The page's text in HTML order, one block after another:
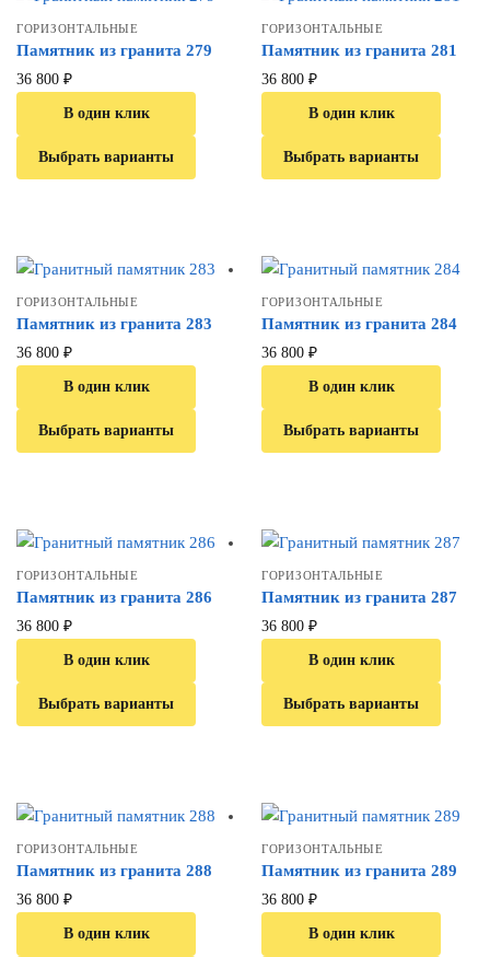
ГОРИЗОНТАЛЬНЫЕ
Памятник из гранита 279
36 800 ₽
В один клик
Выбрать варианты
ГОРИЗОНТАЛЬНЫЕ
Памятник из гранита 281
36 800 ₽
В один клик
Выбрать варианты
ГОРИЗОНТАЛЬНЫЕ
Памятник из гранита 283
36 800 ₽
В один клик
Выбрать варианты
ГОРИЗОНТАЛЬНЫЕ
Памятник из гранита 284
36 800 ₽
В один клик
Выбрать варианты
ГОРИЗОНТАЛЬНЫЕ
Памятник из гранита 286
36 800 ₽
В один клик
Выбрать варианты
ГОРИЗОНТАЛЬНЫЕ
Памятник из гранита 287
36 800 ₽
В один клик
Выбрать варианты
ГОРИЗОНТАЛЬНЫЕ
Памятник из гранита 288
36 800 ₽
В один клик
ГОРИЗОНТАЛЬНЫЕ
Памятник из гранита 289
36 800 ₽
В один клик